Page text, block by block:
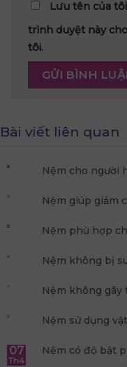
Lưu tên của
trình duyệt này
tôi.
Bài viết liên quan
Nệm cho người
Nệm giúp giảm
Nệm phù hợp
Nệm không bị
Nệm không gây
Nệm sử dụng
07
Th4
Nệm có độ bật